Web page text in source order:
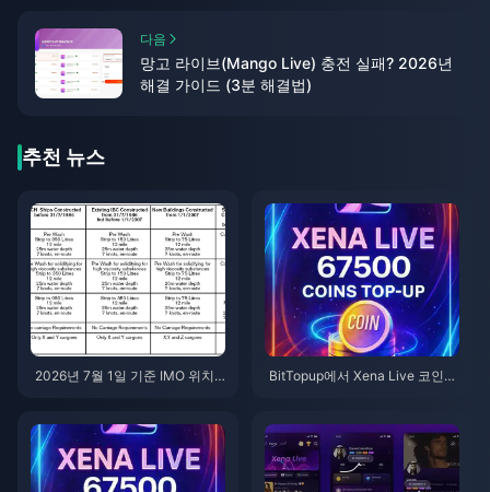
다음
망고 라이브(Mango Live) 충전 실패? 2026년
해결 가이드 (3분 해결법)
추천 뉴스
2026년 7월 1일 기준 IMO 위치
BitTopup에서 Xena Live 코인
매